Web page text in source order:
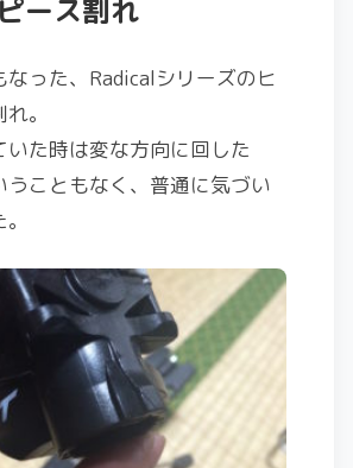
ース割れ
なった、Radicalシリーズのヒ
。
いた時は変な方向に回した
うこともなく、普通に気づい